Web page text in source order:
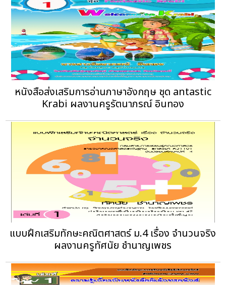
หนังสือส่งเสริมการอ่านภาษาอังกฤษ ชุด antastic
Krabi ผลงานครูรัตนาภรณ์ อินทอง
แบบฝึกเสริมทักษะคณิตศาสตร์ ม.4 เรื่อง จำนวนจริง
ผลงานครูทัศนัย ชำนาญเพชร